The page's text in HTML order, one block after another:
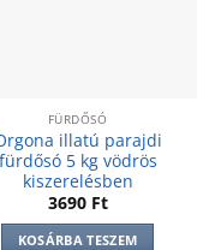
FÜRDŐSÓ
illatú parajdi
fürdősó 5 kg vödrös
kiszerelésben
3690 Ft
KOSÁRBA TESZEM